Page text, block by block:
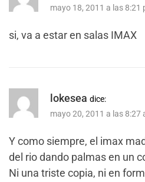
mayo 18, 2011 a las 8:21
si, va a estar en salas IMAX
lokesea dice:
mayo 20, 2011 a las 8:27
Y como siempre, el imax
del rio dando palmas en un
Ni una triste copia, ni en